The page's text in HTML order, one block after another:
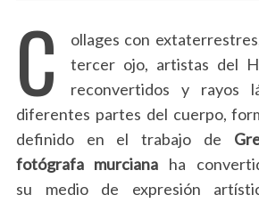
C
ollages con
tercer ojo, artistas del
reconvertidos y rayos
diferentes partes del cuerpo,
definido en el trabajo de
fotógrafa murciana ha
su medio de expresión